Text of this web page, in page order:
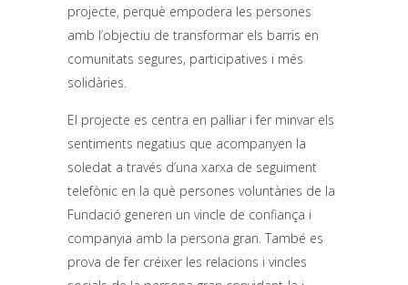
projecte, perquè empodera les persones
amb l’objectiu de transformar els barris en
comunitats segures, participatives i més
solidàries.
El projecte es centra en pal·liar i fer minvar els
sentiments negatius que acompanyen la
soledat a través d’una xarxa de seguiment
telefònic en la què persones voluntàries de la
Fundació generen un vincle de confiança i
companyia amb la persona gran. També es
prova de fer créixer les relacions i vincles